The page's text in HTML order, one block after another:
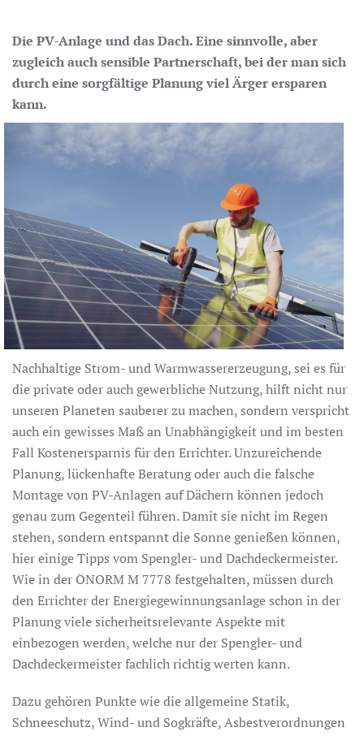
Die PV-Anlage und das Dach. Eine sinnvolle, aber
zugleich auch sensible Partnerschaft, bei der man sich
durch eine sorgfältige Planung viel Ärger ersparen
kann.
Nachhaltige Strom- und Warmwassererzeugung, sei es für
die private oder auch gewerbliche Nutzung, hilft nicht nur
unseren Planeten sauberer zu machen, sondern verspricht
auch ein gewisses Maß an Unabhängigkeit und im besten
Fall Kostenersparnis für den Errichter. Unzureichende
Planung, lückenhafte Beratung oder auch die falsche
Montage von PV-Anlagen auf Dächern können jedoch
genau zum Gegenteil führen. Damit sie nicht im Regen
stehen, sondern entspannt die Sonne genießen können,
hier einige Tipps vom Spengler- und Dachdeckermeister.
Wie in der ÖNORM M 7778 festgehalten, müssen durch
den Errichter der Energiegewinnungsanlage schon in der
Planung viele sicherheitsrelevante Aspekte mit
einbezogen werden, welche nur der Spengler- und
Dachdeckermeister fachlich richtig werten kann.
Dazu gehören Punkte wie die allgemeine Statik,
Schneeschutz, Wind- und Sogkräfte, Asbestverordnungen